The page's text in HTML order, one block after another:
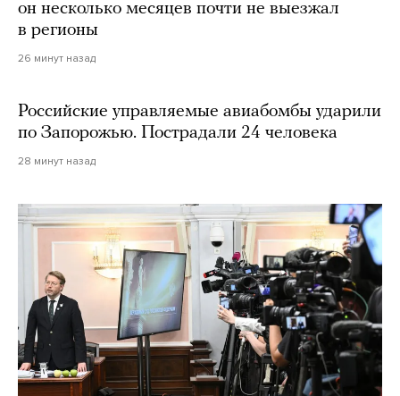
он несколько месяцев почти не выезжал
в регионы
26 минут назад
Российские управляемые авиабомбы ударили
по Запорожью. Пострадали 24 человека
28 минут назад